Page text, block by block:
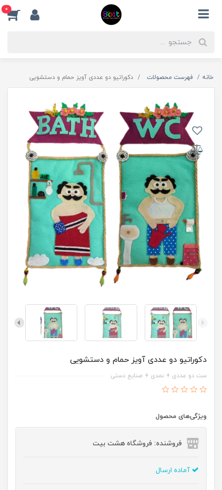
0
خانه فهرست محصولات دکوراتیو دو عددی آویز حمام و دستشویی
دکوراتیو دو عددی آویز حمام و دستشویی
ست دو عددی + نمدی + صنایع دستی
ویژگی‌های محصول
فروشنده: فروشگاه هشت بیت
آماده ارسال